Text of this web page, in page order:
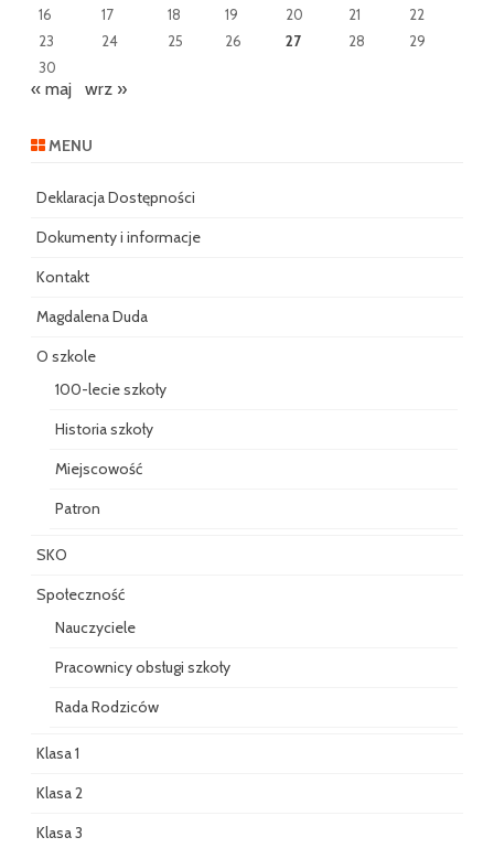
16
17 18 19 20 21
22
23
24 25 26 27 28
29
30
« maj wrz »
MENU
Deklaracja Dostępności
Dokumenty i informacje
Kontakt
Magdalena Duda
O szkole
100-lecie szkoły
Historia szkoły
Miejscowość
Patron
SKO
Społeczność
Nauczyciele
Pracownicy obsługi szkoły
Rada Rodziców
Klasa 1
Klasa 2
Klasa 3